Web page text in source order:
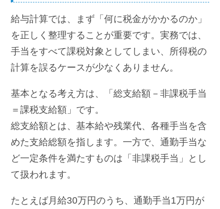
給与計算では、まず「何に税金がかかるのか」
を正しく整理することが重要です。実務では、
手当をすべて課税対象としてしまい、所得税の
計算を誤るケースが少なくありません。
基本となる考え方は、「総支給額－非課税手当
＝課税支給額」です。
総支給額とは、基本給や残業代、各種手当を含
めた支給総額を指します。一方で、通勤手当な
ど一定条件を満たすものは「非課税手当」とし
て扱われます。
たとえば月給30万円のうち、通勤手当1万円が